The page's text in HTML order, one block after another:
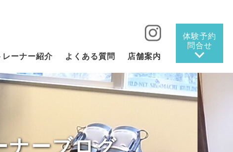
レーナー紹介 よくある質問 店舗案内
体験予約
問合せ
ナーブログ